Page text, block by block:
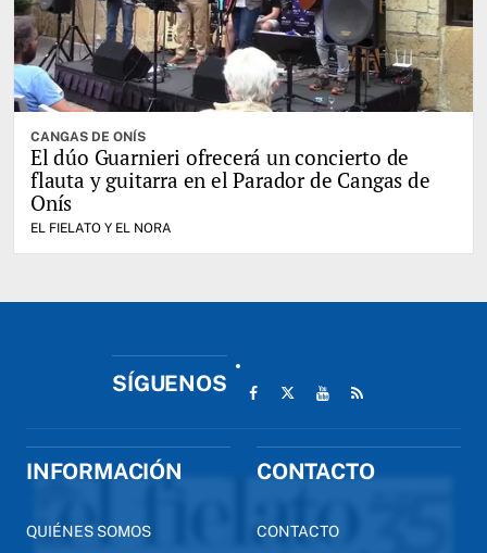
CANGAS DE ONÍS
El dúo Guarnieri ofrecerá un concierto de
flauta y guitarra en el Parador de Cangas de
Onís
EL FIELATO Y EL NORA
SÍGUENOS
INFORMACIÓN
QUIÉNES SOMOS
CONTACTO
CONTACTO